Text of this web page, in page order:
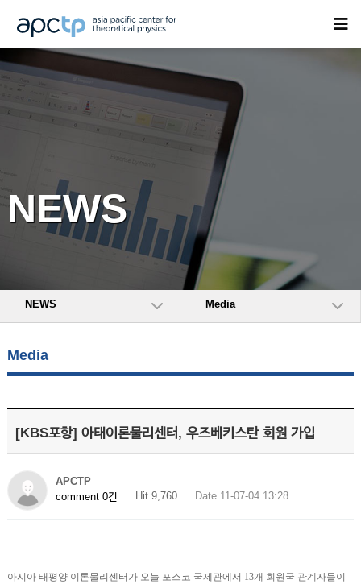
NEWS
NEWS Media
Media
[KBS포항] 아태이론물리센터, 우즈베키스탄 회원 가입
APCTP
comment 0건
Hit 9,760 Date 11-07-04 13:28
아시아 태평양 이론물리센터가 오늘 포스코 국제관에서 13개 회원국 관계자들이